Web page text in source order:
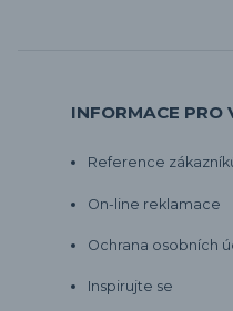
INFORMACE PRO
Reference
On-line reklamace
Ochrana osobních
Inspirujte se